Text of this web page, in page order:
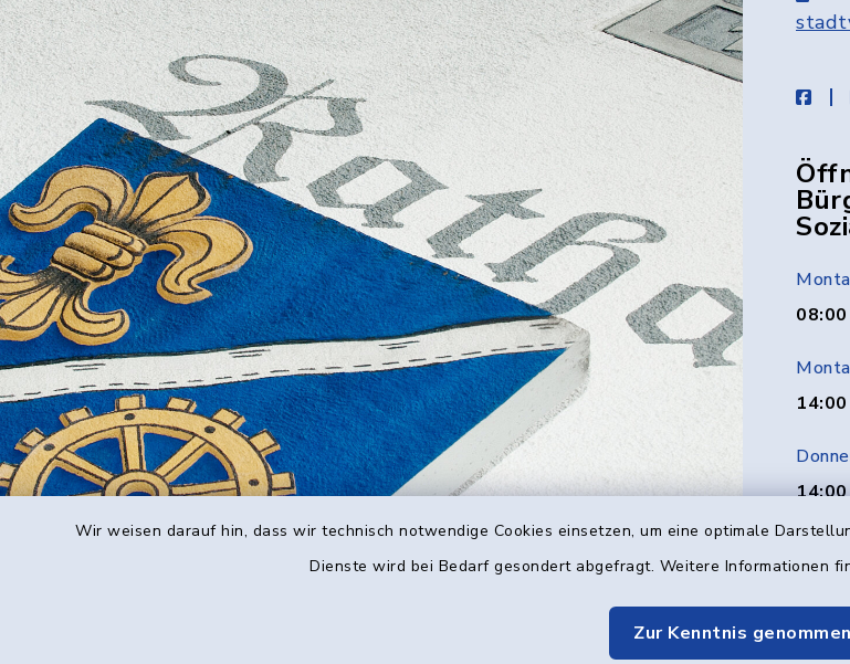
Wir weisen darauf hin, dass wir technisch notwendige Cookies einsetzen, um eine optimale
Dienste wird bei Bedarf gesondert abgefragt. Weitere Informationen
Zur Kenntnis genommen